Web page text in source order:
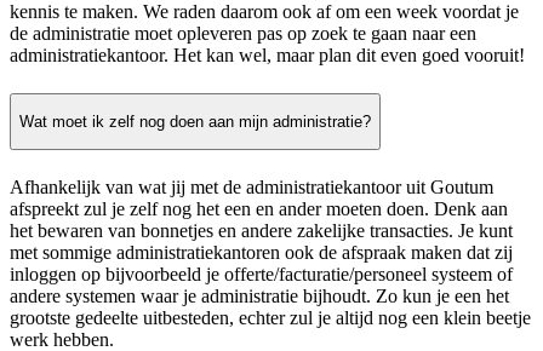
kennis te maken. We raden daarom ook af om een week voordat je
de administratie moet opleveren pas op zoek te gaan naar een
administratiekantoor. Het kan wel, maar plan dit even goed vooruit!
Wat moet ik zelf nog doen aan mijn administratie?
Afhankelijk van wat jij met de administratiekantoor uit Goutum
afspreekt zul je zelf nog het een en ander moeten doen. Denk aan
het bewaren van bonnetjes en andere zakelijke transacties. Je kunt
met sommige administratiekantoren ook de afspraak maken dat zij
inloggen op bijvoorbeeld je offerte/facturatie/personeel systeem of
andere systemen waar je administratie bijhoudt. Zo kun je een het
grootste gedeelte uitbesteden, echter zul je altijd nog een klein beetje
werk hebben.